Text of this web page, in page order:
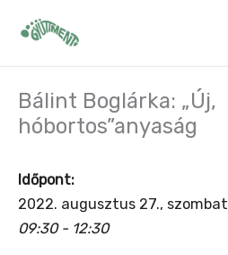
Bálint Boglárka: „Új,
hóbortos”anyaság
Időpont:
2022. augusztus 27., szombat
09:30 - 12:30